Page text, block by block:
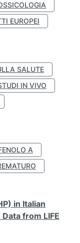
EUROPEI
SALUTE
IN VIVO
A
in Italian
from LIFE